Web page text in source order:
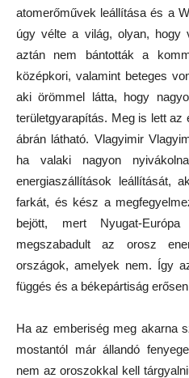
atomerőművek leállítása és a
úgy vélte a világ, olyan,
aztán nem bántották a
középkori, valamint beteges
aki örömmel látta, hogy
területgyarapítás. Meg is lett az
ábrán látható. Vlagyimir
ha valaki nagyon
energiaszállítások leállítását,
farkát, és kész a
bejött, mert Nyugat-
megszabadult az orosz
országok, amelyek nem. Így
függés és a békepártiság
Ha az emberiség meg akarna
mostantól már állandó
nem az oroszokkal kell